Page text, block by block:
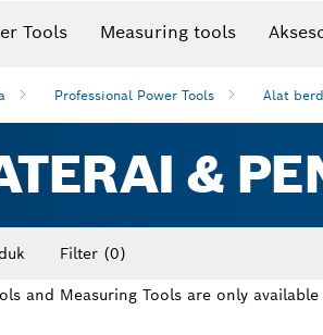
Tools Measuring tools
Professional Power Tools Alat
&
Filter (0)
and Measuring Tools are only